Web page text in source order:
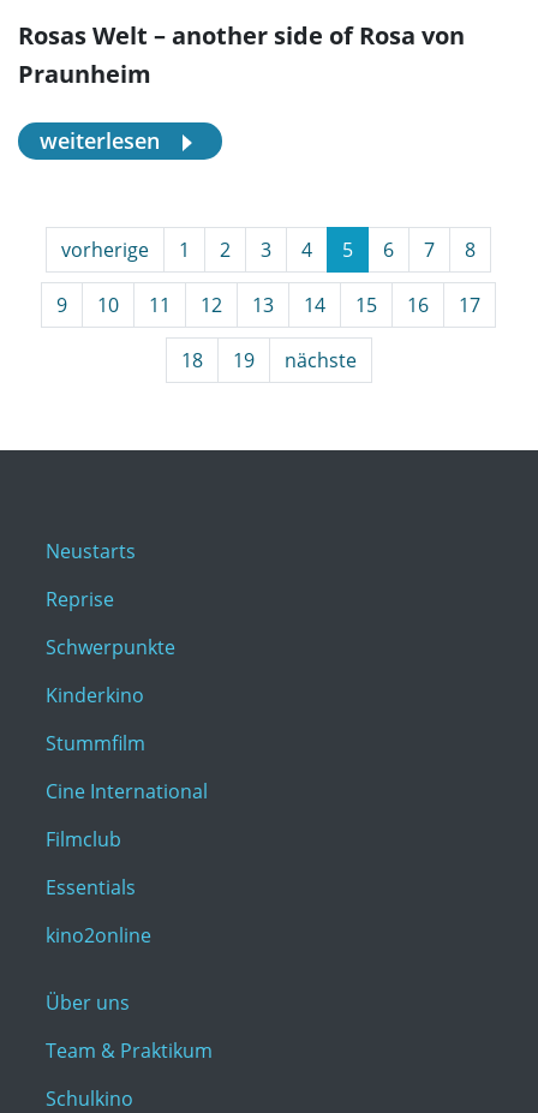
Rosas Welt – another side of Rosa von
Praunheim
weiterlesen
vorherige 1 2 3 4 5 6 7 8
9 10 11 12 13 14 15 16 17
18 19 nächste
Neustarts
Reprise
Schwerpunkte
Kinderkino
Stummfilm
Cine International
Filmclub
Essentials
kino2online
Über uns
Team & Praktikum
Schulkino